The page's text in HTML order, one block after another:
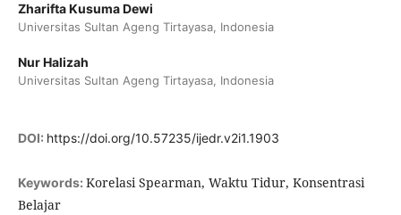
Zharifta Kusuma Dewi
Universitas Sultan Ageng Tirtayasa, Indonesia
Nur Halizah
Universitas Sultan Ageng Tirtayasa, Indonesia
DOI: https://doi.org/10.57235/ijedr.v2i1.1903
Keywords: Korelasi Spearman, Waktu Tidur, Konsentrasi
Belajar